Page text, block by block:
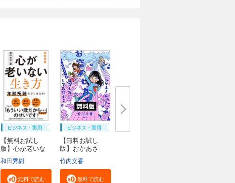
ビジネス・実用
【無料お試し
版】心が老いな
和田秀樹
無料で読む
ビジネス・実用
【無料お試し
版】おかあさ
竹内文香
無料で読む